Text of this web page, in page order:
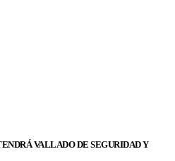
VALLADO DE SEGURIDAD Y